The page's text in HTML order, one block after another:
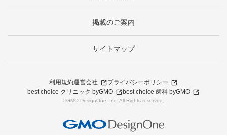
掲載のご案内
サイトマップ
利用規約運営会社
プライバシーポリシー
best choice クリニック byGMO
best choice 歯科 byGMO
©GMO DesignOne, Inc. All Rights reserved.